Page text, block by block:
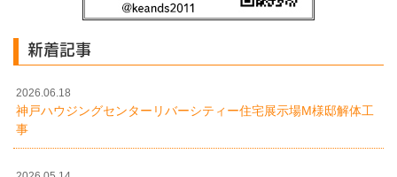
新着記事
2026.06.18
神戸ハウジングセンターリバーシティー住宅展示場M様邸解体工
事